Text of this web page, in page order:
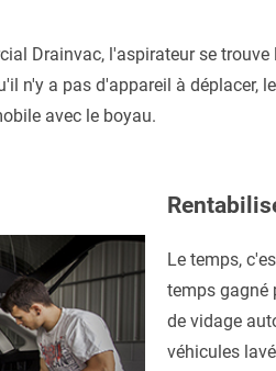
Drainvac, l'aspirateur se
n'y a pas d'appareil à déplacer,
avec le boyau.
Le temps,
temps gagné
de vidage
véhicules